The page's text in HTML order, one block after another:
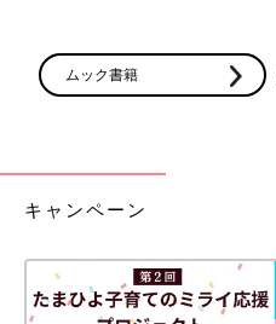
面倒だなと思うことで、自らか
こともあります。家族に美味し
人気時短節約
さんの食費の
ムック書籍
キャンペーン